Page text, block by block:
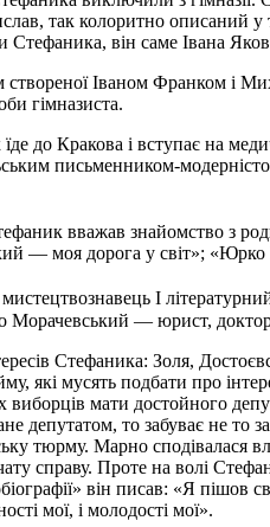
так колоритно описаний
Стефаника, він саме Івана
Іваном Франком і
гімназиста.
до Кракова і вступає на
письменником-
вважав знайомство з
— моя дорога у світ»; «Юрко
мистецтвознавець І
Морачевський — юрист,
Стефаника: Золя,
які мусять подбати про
мати достойного
то забуває не то
тюрму. Марно сподівалася
справу. Проте на волі
він писав: «Я
мої, і молодості мої».